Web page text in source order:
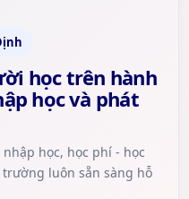
học trên hành
học và phát
học, học phí - học
luôn sẵn sàng hỗ